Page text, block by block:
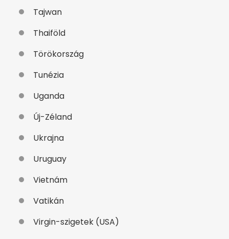
Tajwan
Thaiföld
Törökország
Tunézia
Uganda
Új-Zéland
Ukrajna
Uruguay
Vietnám
Vatikán
Virgin-szigetek (USA)